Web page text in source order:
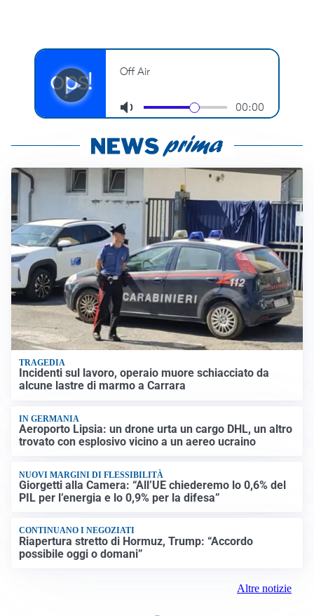
TRAGEDIA
Incidenti sul lavoro, operaio muore schiacciato da
alcune lastre di marmo a Carrara
IN GERMANIA
Aeroporto Lipsia: un drone urta un cargo DHL, un altro
trovato con esplosivo vicino a un aereo ucraino
NUOVI MARGINI DI FLESSIBILITÀ
Giorgetti alla Camera: “All’UE chiederemo lo 0,6% del
PIL per l’energia e lo 0,9% per la difesa”
CONTINUANO I NEGOZIATI
Riapertura stretto di Hormuz, Trump: “Accordo
possibile oggi o domani”
Altre notizie